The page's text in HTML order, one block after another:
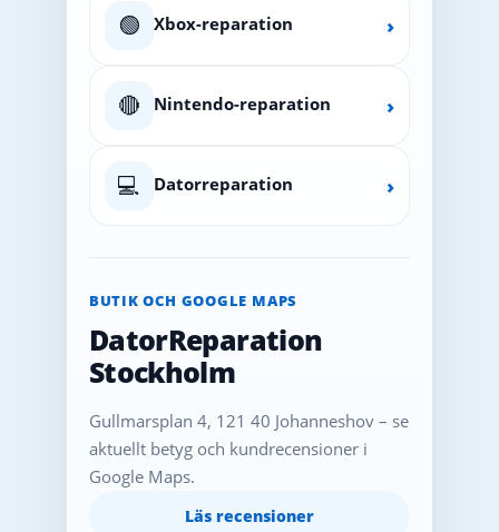
🟢 Xbox-reparation ›
🔴 Nintendo-reparation ›
💻 Datorreparation ›
BUTIK OCH GOOGLE MAPS
DatorReparation
Stockholm
Gullmarsplan 4, 121 40 Johanneshov – se
aktuellt betyg och kundrecensioner i
Google Maps.
Läs recensioner